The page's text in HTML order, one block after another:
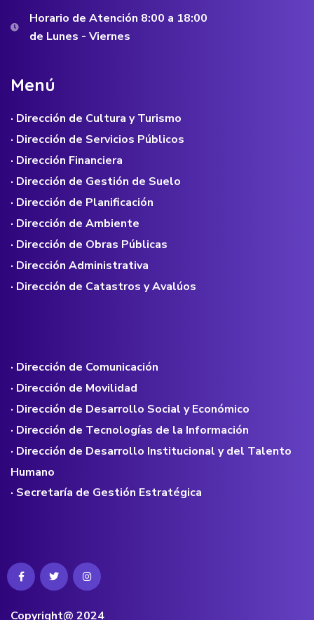
Horario de Atención 8:00 a 18:00
de Lunes - Viernes
Menú
· Dirección de Cultura y Turismo
· Dirección de Servicios Públicos
· Dirección Financiera
· Dirección de Gestión de Suelo
· Dirección de Planificación
· Dirección de Ambiente
· Dirección de Obras Públicas
· Dirección Administrativa
· Dirección de Catastros y Avalúos
· Dirección de Comunicación
· Dirección de Movilidad
· Dirección de Desarrollo Social y Económico
· Dirección de Tecnologías de la Información
· Dirección de Desarrollo Institucional y del Talento
Humano
· Secretaría de Gestión Estratégica
Copyright@ 2024